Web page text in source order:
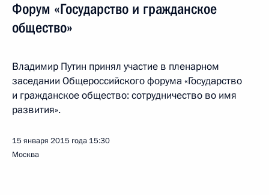
Форум «Государство и гражданское
общество»
Владимир Путин принял участие в пленарном
заседании Общероссийского форума «Государство
и гражданское общество: сотрудничество во имя
развития».
15 января 2015 года 15:30
Москва